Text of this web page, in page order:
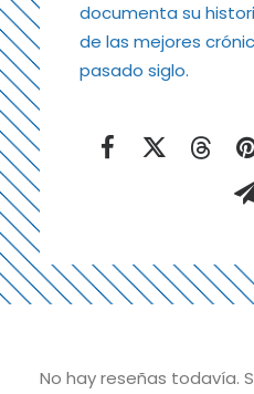
documenta su
de las mejores
pasado siglo.
No hay reseñas todavía.